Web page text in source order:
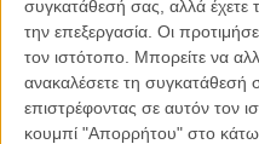
συγκατάθεσή σας, αλλά έχετε
την επεξεργασία. Οι
τον ιστότοπο. Μπορείτε να
ανακαλέσετε τη συγκατάθεσή
επιστρέφοντας σε αυτόν τον
κουμπί "Απορρήτου" στο κάτω
Marty» του Ντέλμπερτ Μαν το
τρίτος σκηνοθέτης στην
Καλύτερης Σκηνοθεσίας για
προηγούμενοι δύο ήταν ο
(που δεν μίλαγε καθόλου) και